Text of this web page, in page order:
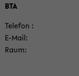
BTA
Te­le­fon
E-​Mail
Raum